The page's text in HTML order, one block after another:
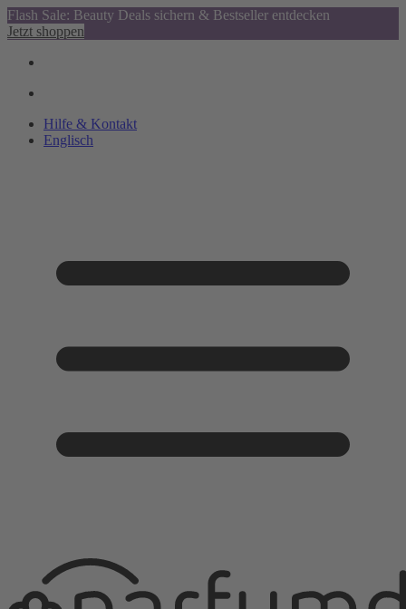
Flash Sale: Beauty Deals sichern & Bestseller entdecken
Jetzt shoppen
Hilfe & Kontakt
Englisch